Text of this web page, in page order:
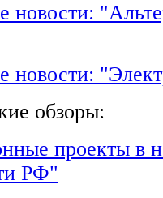
новости:
новости:
обзоры:
проекты в
РФ"